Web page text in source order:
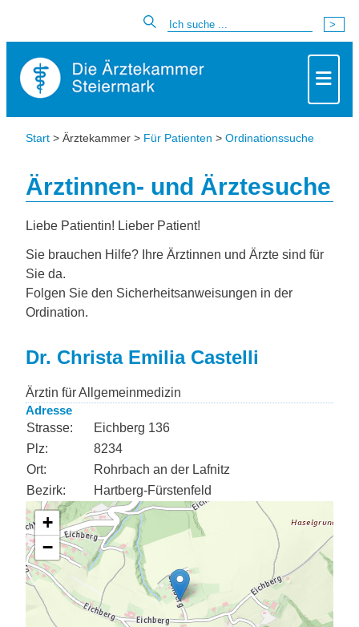
Start > Ärztekammer > Für Patienten > Ordinationssuche
Ärztinnen- und Ärztesuche
Liebe Patientin! Lieber Patient!
Sie brauchen Hilfe? Ihre Ärztinnen und Ärzte sind für
Sie da.
Folgen Sie den Sicherheitsanweisungen in der
Ordination.
Dr. Christa Emilia Castelli
Ärztin für Allgemeinmedizin
Adresse
Strasse:
Eichberg 136
Plz:
8234
Ort:
Rohrbach an der Lafnitz
Bezirk:
Hartberg-Fürstenfeld